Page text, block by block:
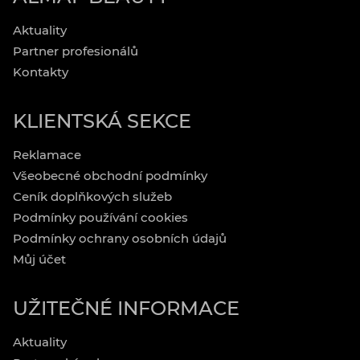
Aktuality
Partner profesionálů
Kontakty
KLIENTSKÁ SEKCE
Reklamace
Všeobecné obchodní podmínky
Ceník doplňkových služeb
Podmínky používání cookies
Podmínky ochrany osobních údajů
Můj účet
UŽITEČNÉ INFORMACE
Aktuality